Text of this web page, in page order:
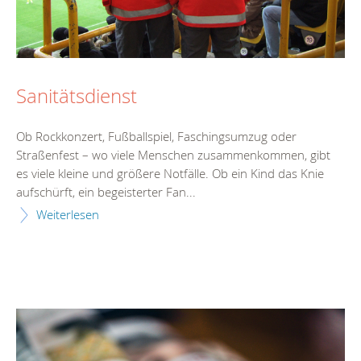
Sanitätsdienst
Ob Rockkonzert, Fußballspiel, Faschingsumzug oder
Straßenfest – wo viele Menschen zusammenkommen, gibt
es viele kleine und größere Notfälle. Ob ein Kind das Knie
aufschürft, ein begeisterter Fan...
Weiterlesen